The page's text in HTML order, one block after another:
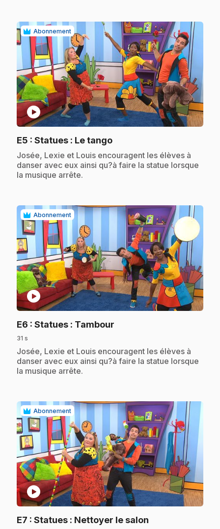
Abonnement
play_circle
E5 : Statues : Le tango.
.Josée, Lexie et Louis encouragent les élèves à
danser avec eux ainsi qu?à faire la statue lorsque
la musique arrête.
Abonnement
play_circle
E6 : Statues : Tambour
31 s
.Josée, Lexie et Louis encouragent les élèves à
danser avec eux ainsi qu?à faire la statue lorsque
la musique arrête.
Abonnement
play_circle
E7 : Statues : Nettoyer le salon